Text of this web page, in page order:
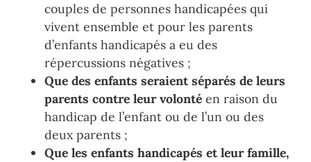
couples de personnes handicapées qui
vivent ensemble et pour les parents
d’enfants handicapés a eu des
répercussions négatives ;
Que des enfants seraient séparés de leurs
parents contre leur volonté en raison du
handicap de l’enfant ou de l’un ou des
deux parents ;
Que les enfants handicapés et leur famille,